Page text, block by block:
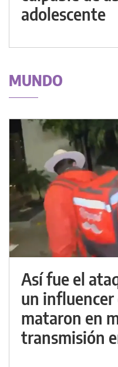
adolescente
MUNDO
Así fue el
un influencer
mataron en
transmisión